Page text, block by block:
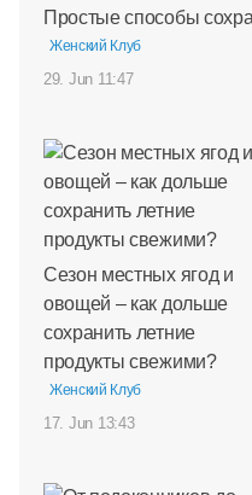
Простые способы
Женский Клуб
29. Jun 11:47
Сезон местных ягод и
овощей – как дольше
сохранить летние
продукты свежими?
Женский Клуб
17. Jun 13:43